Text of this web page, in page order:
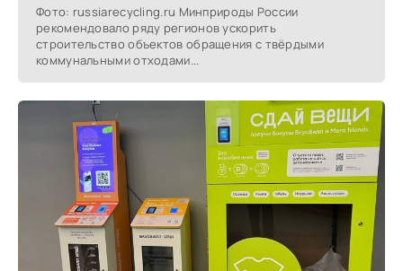
Фото: russiarecycling.ru Минприроды России
рекомендовало ряду регионов ускорить
строительство объектов обращения с твёрдыми
коммунальными отходами...